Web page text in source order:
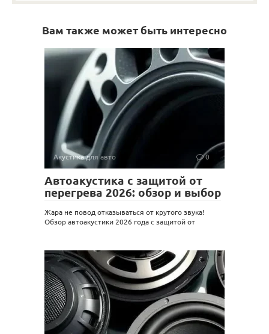
Вам также может быть интересно
Акустика для авто 0
Автоакустика с защитой от
перегрева 2026: обзор и выбор
Жара не повод отказываться от крутого звука!
Обзор автоакустики 2026 года с защитой от